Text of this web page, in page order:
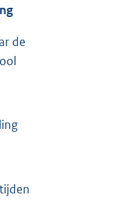
de